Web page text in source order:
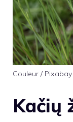
Couleur / Pixabay
Kačių